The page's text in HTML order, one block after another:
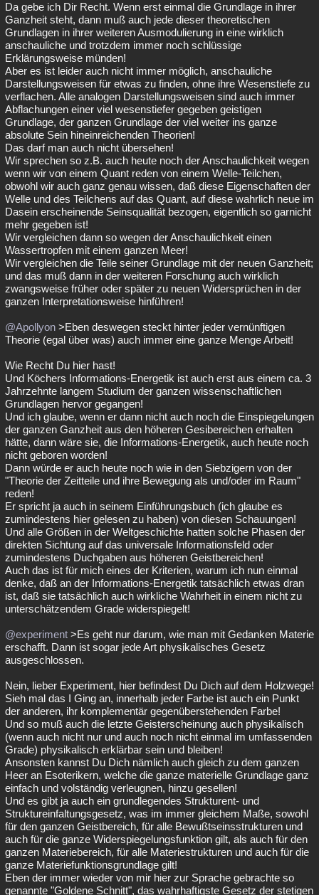
Da gebe ich Dir Recht. Wenn erst einmal die Grundlage in ihrer
Ganzheit steht, dann muß auch jede dieser theoretischen
Grundlagen in ihrer weiteren Ausmodulierung in eine wirklich
anschauliche und trotzdem immer noch schlüssige
Erklärungsweise münden!
Aber es ist leider auch nicht immer möglich, anschauliche
Darstellungsweisen für etwas zu finden, ohne ihre Wesenstiefe zu
verflachen. Alle analogen Darstellungsweisen sind auch immer
Abflachungen einer viel wesenstiefer gegeben geistigen
Grundlage, der ganzen Grundlage der viel weiter ins ganze
absolute Sein hineinreichenden Theorien!
Das darf man auch nicht übersehen!
Wir sprechen so z.B. auch heute noch der Anschaulichkeit wegen
wenn wir von einem Quant reden von einem Welle-Teilchen,
obwohl wir auch ganz genau wissen, daß diese Eigenschaften der
Welle und des Teilchens auf das Quant, auf diese wahrlich neue im
Dasein erscheinende Seinsqualität bezogen, eigentlich so garnicht
mehr gegeben ist!
Wir vergleichen dann so wegen der Anschaulichkeit einen
Wassertropfen mit einem ganzen Meer!
Wir vergleichen die Teile seiner Grundlage mit der neuen Ganzheit;
und das muß dann in der weiteren Forschung auch wirklich
zwangsweise früher oder später zu neuen Widersprüchen in der
ganzen Interpretationsweise hinführen!
@Apollyon >Eben deswegen steckt hinter jeder vernünftigen
Theorie (egal über was) auch immer eine ganze Menge Arbeit!
Wie Recht Du hier hast!
Und Köchers Informations-Energetik ist auch erst aus einem ca. 3
Jahrzehnte langem Studium der ganzen wissenschaftlichen
Grundlagen hervor gegangen!
Und ich glaube, wenn er dann nicht auch noch die Einspiegelungen
der ganzen Ganzheit aus den höheren Gesibereichen erhalten
hätte, dann wäre sie, die Informations-Energetik, auch heute noch
nicht geboren worden!
Dann würde er auch heute noch wie in den Siebzigern von der
"Theorie der Zeitteile und ihre Bewegung als und/oder im Raum"
reden!
Er spricht ja auch in seinem Einführungsbuch (ich glaube es
zumindestens hier gelesen zu haben) von diesen Schauungen!
Und alle Größen in der Weltgeschichte hatten solche Phasen der
direkten Sichtung auf das universale Informationsfeld oder
zumindestens Duchgaben aus höheren Geistbereichen!
Auch das ist für mich eines der Kriterien, warum ich nun einmal
denke, daß an der Informations-Energetik tatsächlich etwas dran
ist, daß sie tatsächlich auch wirkliche Wahrheit in einem nicht zu
unterschätzendem Grade widerspiegelt!
@experiment >Es geht nur darum, wie man mit Gedanken Materie
erschafft. Dann ist sogar jede Art physikalisches Gesetz
ausgeschlossen.
Nein, lieber Experiment, hier befindest Du Dich auf dem Holzwege!
Sieh mal das I Ging an, innerhalb jeder Farbe ist auch ein Punkt
der anderen, ihr komplementär gegenüberstehenden Farbe!
Und so muß auch die letzte Geisterscheinung auch physikalisch
(wenn auch nicht nur und auch noch nicht einmal im umfassenden
Grade) physikalisch erklärbar sein und bleiben!
Ansonsten kannst Du Dich nämlich auch gleich zu dem ganzen
Heer an Esoterikern, welche die ganze materielle Grundlage ganz
einfach und volständig verleugnen, hinzu gesellen!
Und es gibt ja auch ein grundlegendes Strukturent- und
Struktureinfaltungsgesetz, was im immer gleichem Maße, sowohl
für den ganzen Geistbereich, für alle Bewußtseinsstrukturen und
auch für die ganze Widerspiegelungsfunktion gilt, als auch für den
ganzen Materiebereich, für alle Materiestrukturen und auch für die
ganze Materiefunktionsgrundlage gilt!
Eben der immer wieder von mir hier zur Sprache gebrachte so
genannte "Goldene Schnitt", das wahrhaftigste Gesetz der stetigen